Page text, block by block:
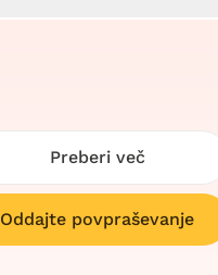
Preberi več
Oddajte povpraševanje